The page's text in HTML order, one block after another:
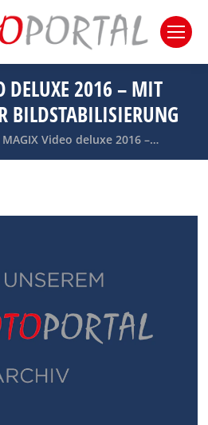
DELUXE 2016 – MIT
BILDSTABILISIERUNG
hier:
MAGIX Video deluxe 2016 –…